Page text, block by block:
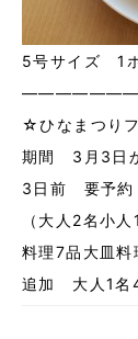
5号サイズ 1
☆ひなまつり
期間 3月3日
3日前 要予約
（大人2名小
料理7品大皿料
追加 大人1名